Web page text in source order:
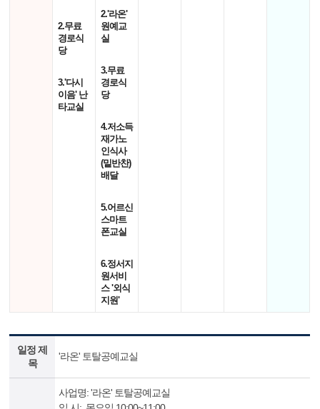
2.무료
경로식
당
3.'다시
이음' 난
타교실
2.'라온'
원예교
실
3.무료
경로식
당
4.저소득
재가노
인식사
(밑반찬)
배달
5.어르신
스마트
폰교실
6.정서지
원서비
스 '외식
지원'
일정 제
목
'라온' 토탈공예교실
사업명: '라온' 토탈공예교실